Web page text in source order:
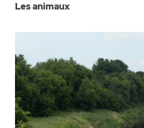
Les animaux